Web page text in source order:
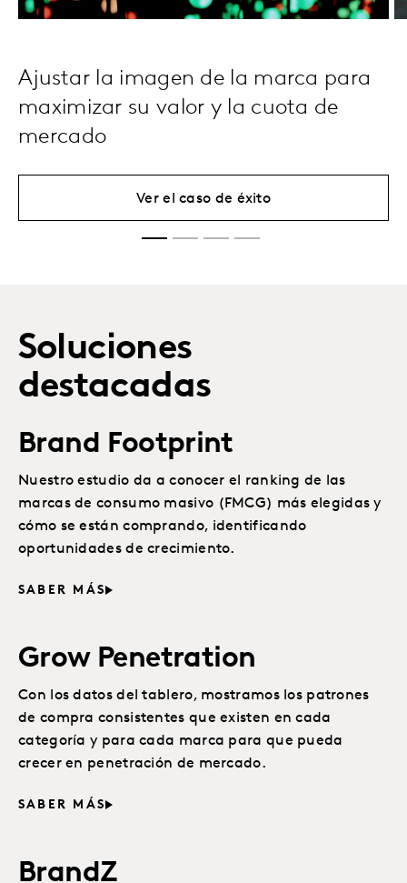
Ajustar la imagen de la marca para
maximizar su valor y la cuota de
mercado
Ver el caso de éxito
Soluciones
destacadas
Brand Footprint
Nuestro estudio da a conocer el ranking de las
marcas de consumo masivo (FMCG) más elegidas y
cómo se están comprando, identificando
oportunidades de crecimiento.
SABER MÁS
Grow Penetration
Con los datos del tablero, mostramos los patrones
de compra consistentes que existen en cada
categoría y para cada marca para que pueda
crecer en penetración de mercado.
SABER MÁS
BrandZ